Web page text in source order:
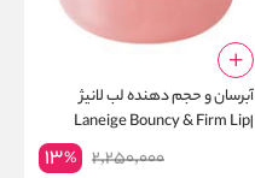
آبرسان و حجم دهنده لب لانیژ
|Laneige Bouncy & Firm Lip
2,250,000
13%